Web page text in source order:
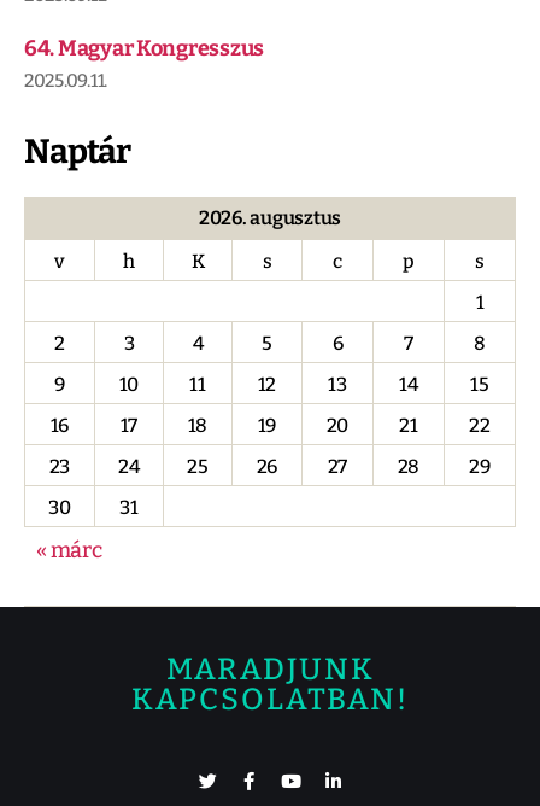
64. Magyar Kongresszus
2025.09.11.
Naptár
2026. augusztus
v
h K s c p
s
1
2
3 4 5 6 7
8
9
10 11 12 13 14
15
16
17 18 19 20 21
22
23
24 25 26 27 28
29
30
31
« márc
MARADJUNK
KAPCSOLATBAN!